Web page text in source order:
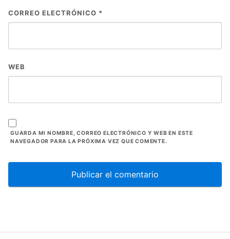
CORREO ELECTRÓNICO *
WEB
GUARDA MI NOMBRE, CORREO ELECTRÓNICO Y WEB EN ESTE
NAVEGADOR PARA LA PRÓXIMA VEZ QUE COMENTE.